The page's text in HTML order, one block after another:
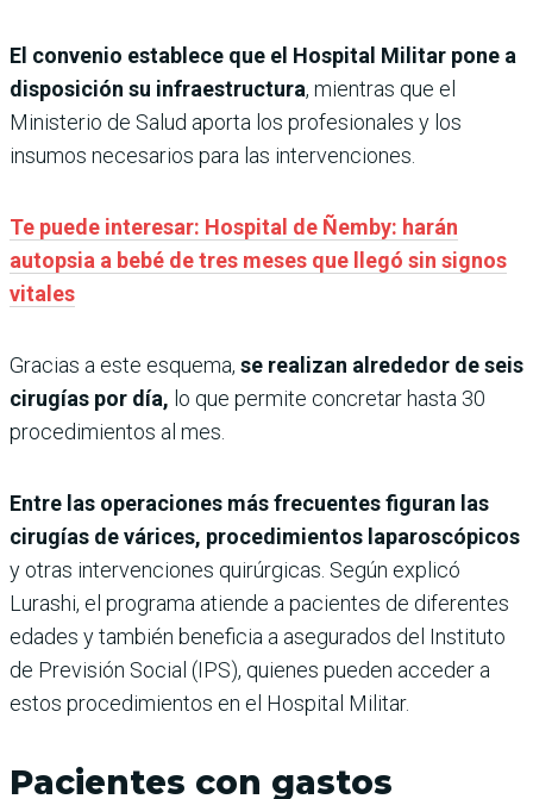
El convenio establece que el Hospital Militar pone a
disposición su infraestructura, mientras que el
Ministerio de Salud aporta los profesionales y los
insumos necesarios para las intervenciones.
Te puede interesar: Hospital de Ñemby: harán
autopsia a bebé de tres meses que llegó sin signos
vitales
Gracias a este esquema, se realizan alrededor de seis
cirugías por día, lo que permite concretar hasta 30
procedimientos al mes.
Entre las operaciones más frecuentes figuran las
cirugías de várices, procedimientos laparoscópicos
y otras intervenciones quirúrgicas. Según explicó
Lurashi, el programa atiende a pacientes de diferentes
edades y también beneficia a asegurados del Instituto
de Previsión Social (IPS), quienes pueden acceder a
estos procedimientos en el Hospital Militar.
Pacientes con gastos